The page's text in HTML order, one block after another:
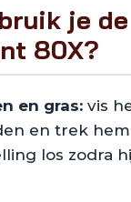
je de
80X?
en gras: vis
en trek
los zodra